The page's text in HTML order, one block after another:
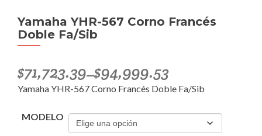
Yamaha YHR-567 Corno Francés
Doble Fa/Sib
$71,723.39–$94,999.53
Yamaha YHR-567 Corno Francés Doble Fa/Sib
MODELO